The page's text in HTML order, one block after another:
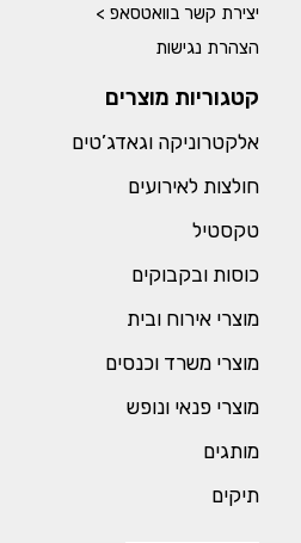
יצירת קשר בוואטסאפ >
הצהרת נגישות
קטגוריות מוצרים
אלקטרוניקה וגאדג’טים
חולצות לאירועים
טקסטיל
כוסות ובקבוקים
מוצרי אירוח ובית
מוצרי משרד וכנסים
מוצרי פנאי ונופש
מותגים
תיקים